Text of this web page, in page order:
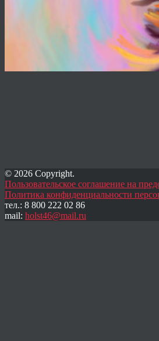
© 2026 Copyright.
Пользовательское соглашение на
Политика конфиденциальности
тел.: 8 800 222 02 86
mail: holst46@mail.ru